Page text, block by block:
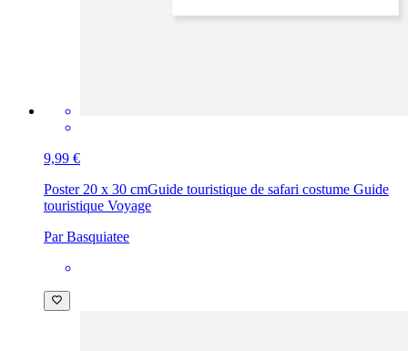
9,99 €
Poster 20 x 30 cmGuide touristique de safari costume Guide
touristique Voyage
Par Basquiatee